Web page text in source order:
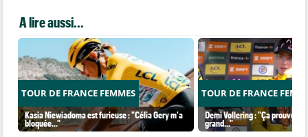
A lire aussi...
TOUR DE FRANCE FEMMES
Kasia Niewiadoma est furieuse : "Célia Gery m'a
bloquée..."
TOUR DE FRANCE
Demi Vollering : "Ça prouve
grand..."